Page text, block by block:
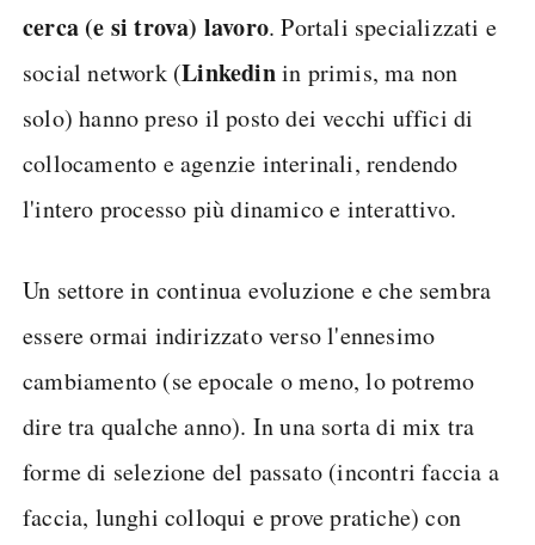
cerca (e si trova) lavoro. Portali specializzati e
social network (Linkedinin primis, ma non
solo) hanno preso il posto dei vecchi uffici di
collocamento e agenzie interinali, rendendo
l'intero processo più dinamico e interattivo.
Un settore in continua evoluzione e che sembra
essere ormai indirizzato verso l'ennesimo
cambiamento (se epocale o meno, lo potremo
dire tra qualche anno). In una sorta di mix tra
forme di selezione del passato (incontri faccia a
faccia, lunghi colloqui e prove pratiche) con